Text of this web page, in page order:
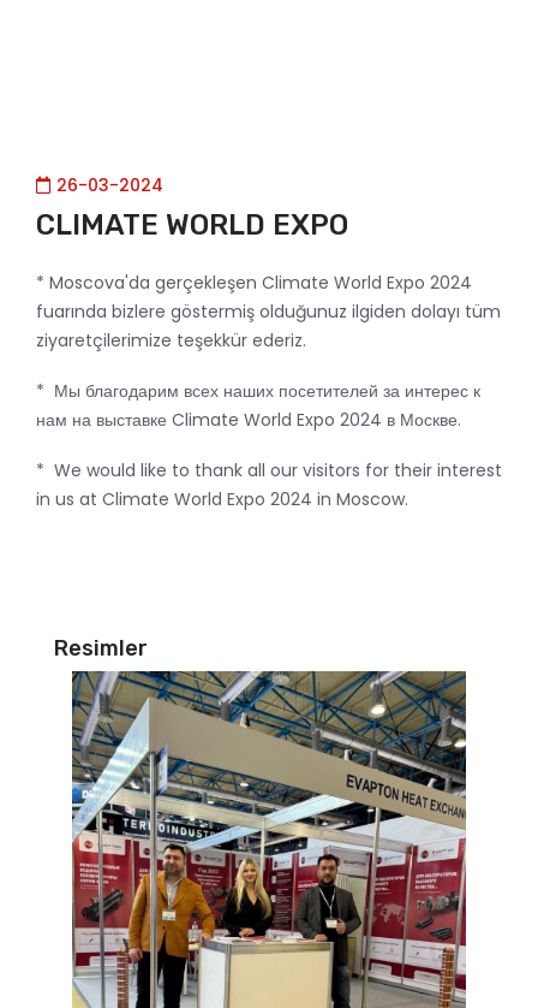
26-03-2024
CLIMATE WORLD EXPO
* Moscova'da gerçekleşen Climate World Expo 2024
fuarında bizlere göstermiş olduğunuz ilgiden dolayı tüm
ziyaretçilerimize teşekkür ederiz.
* Мы благодарим всех наших посетителей за интерес к
нам на выставке Climate World Expo 2024 в Москве.
* We would like to thank all our visitors for their interest
in us at Climate World Expo 2024 in Moscow.
Resimler